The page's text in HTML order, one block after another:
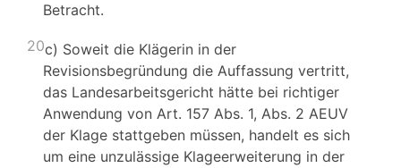
Betracht.
20c) Soweit die Klägerin in der
Revisionsbegründung die Auffassung vertritt,
das Landesarbeitsgericht hätte bei richtiger
Anwendung von Art. 157 Abs. 1, Abs. 2 AEUV
der Klage stattgeben müssen, handelt es sich
um eine unzulässige Klageerweiterung in der